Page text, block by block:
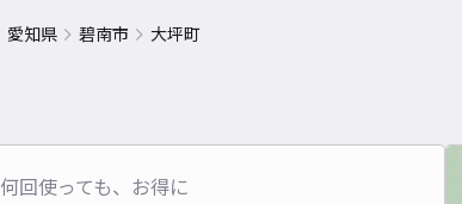
愛知県 碧南市 大坪町
何回使っても、お得に